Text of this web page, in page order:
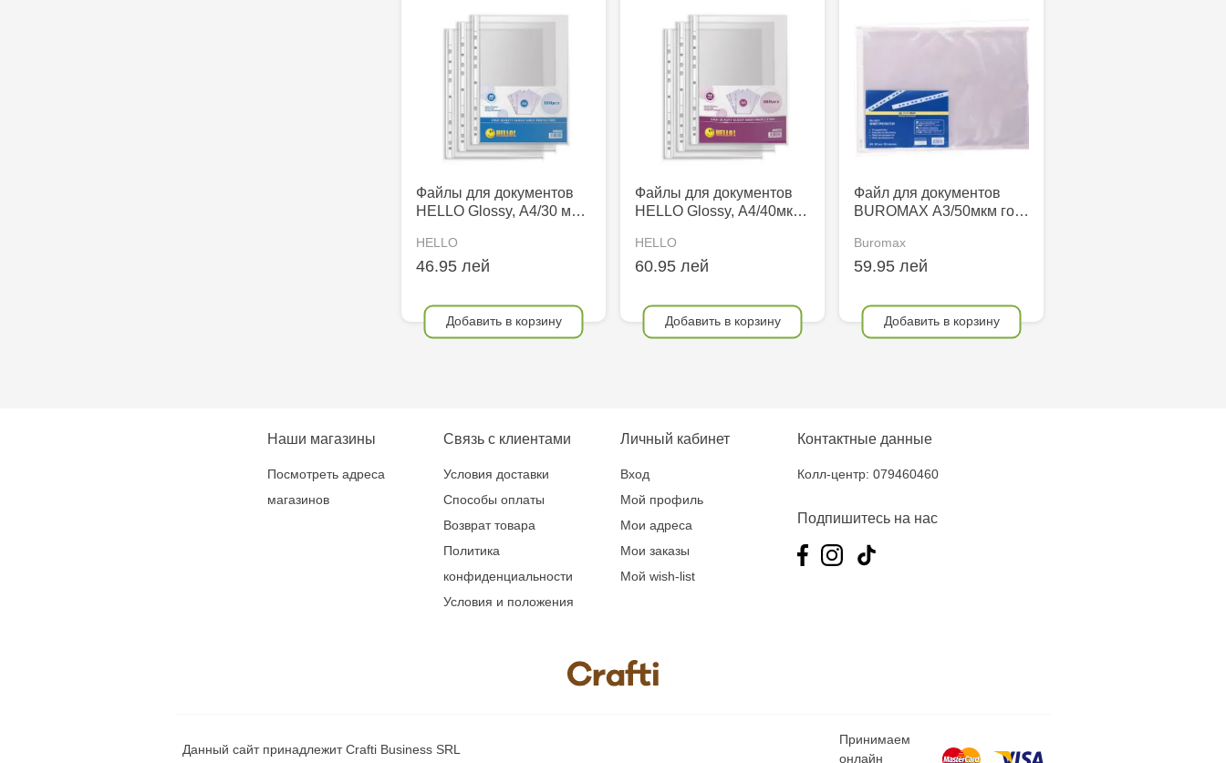
Файлы для документов
HELLO Glossy, А4/30 м…
HELLO
46.95 лей
Добавить в корзину
Файлы для документов
HELLO Glossy, А4/40мк…
HELLO
60.95 лей
Добавить в корзину
Файл для документов
BUROMAX А3/50мкм го…
Buromax
59.95 лей
Добавить в корзину
Наши магазины
Посмотреть адреса
магазинов
Связь с клиентами
Условия доставки
Способы оплаты
Возврат товара
Политика
конфиденциальности
Условия и положения
Личный кабинет
Вход
Мой профиль
Мои адреса
Мои заказы
Мой wish-list
Контактные данные
Колл-центр: 079460460
Подпишитесь на нас
Данный сайт принадлежит Crafti Business SRL
Принимаем
онлайн